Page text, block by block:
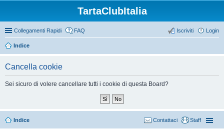
TartaClubItalia
Collegamenti Rapidi FAQ Login
Iscriviti
Indice
Cancella cookie
Sei sicuro di volere cancellare tutti i cookie di questa Board?
Indice Staff
Contattaci